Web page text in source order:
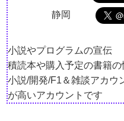
静岡
小説やプログラムの宣伝
積読本や購入予定の書籍
小説/開発/F1＆雑談アカウ
が高いアカウントです